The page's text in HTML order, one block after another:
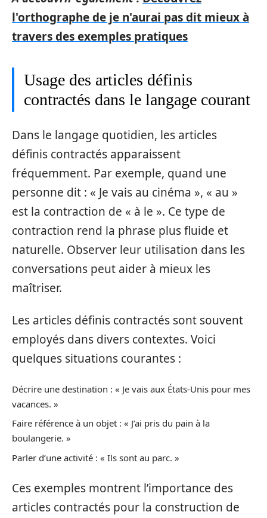
l'orthographe de je n'aurai pas dit mieux à
travers des exemples pratiques
Usage des articles définis
contractés dans le langage courant
Dans le langage quotidien, les articles
définis contractés apparaissent
fréquemment. Par exemple, quand une
personne dit : « Je vais au cinéma », « au »
est la contraction de « à le ». Ce type de
contraction rend la phrase plus fluide et
naturelle. Observer leur utilisation dans les
conversations peut aider à mieux les
maîtriser.
Les articles définis contractés sont souvent
employés dans divers contextes. Voici
quelques situations courantes :
Décrire une destination : « Je vais aux États-Unis pour mes
vacances. »
Faire référence à un objet : « J’ai pris du pain à la
boulangerie. »
Parler d’une activité : « Ils sont au parc. »
Ces exemples montrent l’importance des
articles contractés pour la construction de